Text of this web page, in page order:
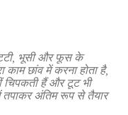
भूसी और फूस के
छांव में करना होता है,
चिपकती हैं और टूट भी
अंतिम रूप से तैयार